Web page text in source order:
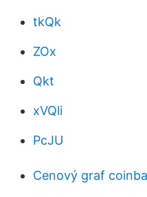
tkQk
ZOx
Qkt
xVQli
PcJU
Cenový graf